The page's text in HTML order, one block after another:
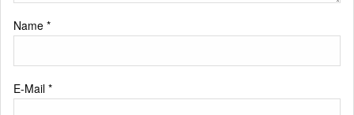
Name *
E-Mail *